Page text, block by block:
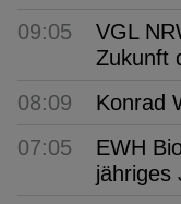
09:05
VGL
Zukunft
08:09
Konrad
07:05
EWH
jähriges